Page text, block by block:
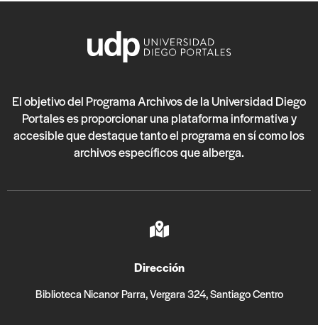
El objetivo del Programa Archivos de la Universidad Diego
Portales es proporcionar una plataforma informativa y
accesible que destaque tanto el programa en sí como los
archivos específicos que alberga.
Dirección
Biblioteca Nicanor Parra, Vergara 324, Santiago Centro